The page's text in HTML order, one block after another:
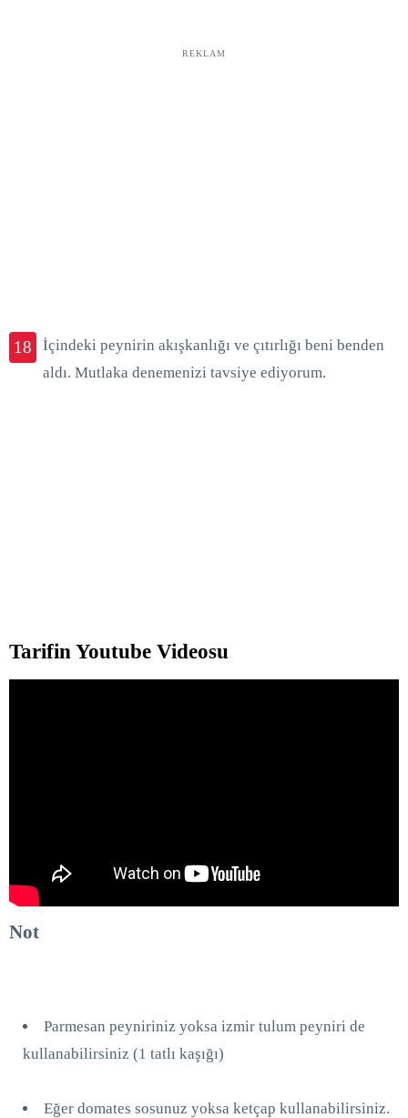
REKLAM
18
İçindeki peynirin akışkanlığı ve çıtırlığı beni benden
aldı. Mutlaka denemenizi tavsiye ediyorum.
Tarifin Youtube Videosu
Not
Parmesan peyniriniz yoksa izmir tulum peyniri de
kullanabilirsiniz (1 tatlı kaşığı)
Eğer domates sosunuz yoksa ketçap kullanabilirsiniz.